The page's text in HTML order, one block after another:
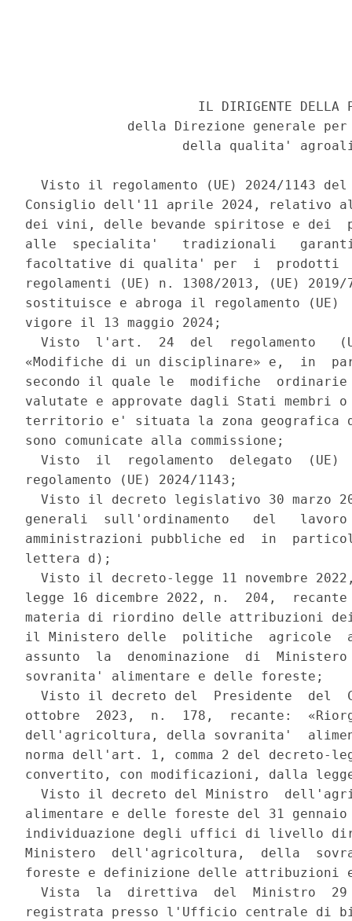
IL DIRIGENTE DELLA
della Direzione generale
della qualita'
Visto il regolamento (UE) 2024/1143
Consiglio dell'11 aprile 2024, relativo
dei vini, delle bevande spiritose e dei
alle  specialita'   tradizionali
facoltative di qualita' per  i  prodotti
regolamenti (UE) n. 1308/2013, (UE)
sostituisce e abroga il regolamento
vigore il 13 maggio 2024;
Visto  l'art.  24  del  regolamento
«Modifiche di un disciplinare» e,  in
secondo il quale le  modifiche
valutate e approvate dagli Stati
territorio e' situata la zona geografica
sono comunicate alla commissione;
Visto  il  regolamento  delegato  (UE)
regolamento (UE) 2024/1143;
Visto il decreto legislativo 30 marzo
generali  sull'ordinamento   del
amministrazioni pubbliche ed  in
lettera d);
Visto il decreto-legge 11 novembre
legge 16 dicembre 2022, n.  204,
materia di riordino delle attribuzioni
il Ministero delle  politiche  agricole
assunto  la  denominazione  di
sovranita' alimentare e delle foreste;
Visto il decreto del  Presidente  del
ottobre  2023,  n.  178,  recante:
dell'agricoltura, della sovranita'
norma dell'art. 1, comma 2 del decreto-
convertito, con modificazioni, dalla
Visto il decreto del Ministro
alimentare e delle foreste del 31
individuazione degli uffici di livello
Ministero  dell'agricoltura,  della
foreste e definizione delle
Vista  la  direttiva  del  Ministro
registrata presso l'Ufficio centrale di